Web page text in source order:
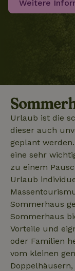
Weitere
Urlaub ist die
dieser auch
geplant
eine sehr
zu einem
Urlaub
Sommerhaus
Sommerhaus
Vorteile und
oder Familien
vom kleinen
_nhft_term-
policy